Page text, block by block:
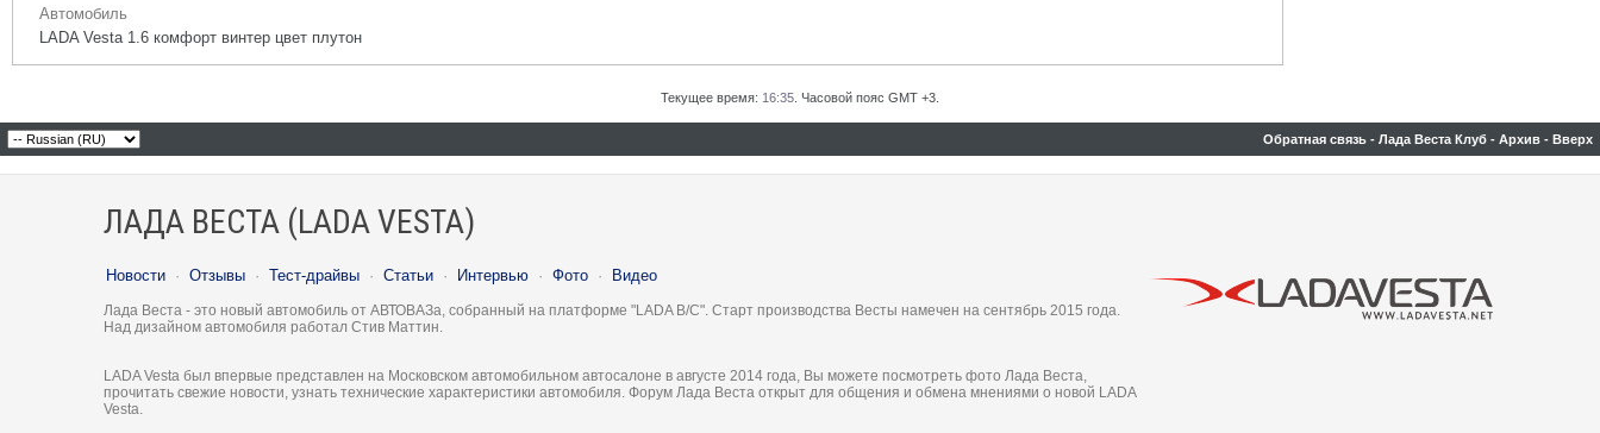
Автомобиль
LADA Vesta 1.6 комфорт винтер цвет плутон
Текущее время: 16:35 . Часовой пояс GMT +3.
Обратная связь - Лада Веста Клуб - Архив - Вверх
ЛАДА ВЕСТА (LADA VESTA)
Новости · Отзывы · Тест-драйвы · Статьи · Интервью · Фото · Видео
Лада Веста - это новый автомобиль от АВТОВАЗа, собранный на платформе "LADA B/C". Старт производства Весты намечен на сентябрь 2015 года.
Над дизайном автомобиля работал Стив Маттин.
LADA Vesta был впервые представлен на Московском автомобильном автосалоне в августе 2014 года, Вы можете посмотреть фото Лада Веста,
прочитать свежие новости, узнать технические характеристики автомобиля. Форум Лада Веста открыт для общения и обмена мнениями о новой LADA
Vesta.